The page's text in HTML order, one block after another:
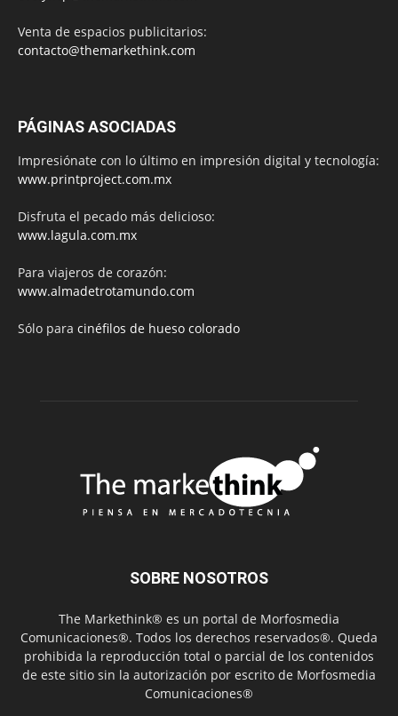
Venta de espacios publicitarios:
contacto@themarkethink.com
PÁGINAS ASOCIADAS
Impresiónate con lo último en impresión digital y tecnología:
www.printproject.com.mx
Disfruta el pecado más delicioso:
www.lagula.com.mx
Para viajeros de corazón:
www.almadetrotamundo.com
Sólo para cinéfilos de hueso colorado
SOBRE NOSOTROS
The Markethink® es un portal de Morfosmedia
Comunicaciones®. Todos los derechos reservados®. Queda
prohibida la reproducción total o parcial de los contenidos
de este sitio sin la autorización por escrito de Morfosmedia
Comunicaciones®